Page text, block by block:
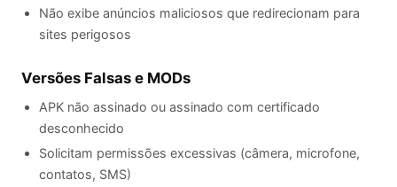
Não exibe anúncios maliciosos que redirecionam para
sites perigosos
Versões Falsas e MODs
APK não assinado ou assinado com certificado
desconhecido
Solicitam permissões excessivas (câmera, microfone,
contatos, SMS)